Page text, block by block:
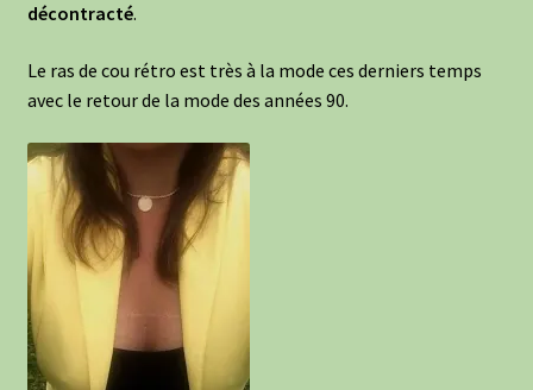
décontracté.
Le ras de cou rétro est très à la mode ces derniers temps
avec le retour de la mode des années 90.